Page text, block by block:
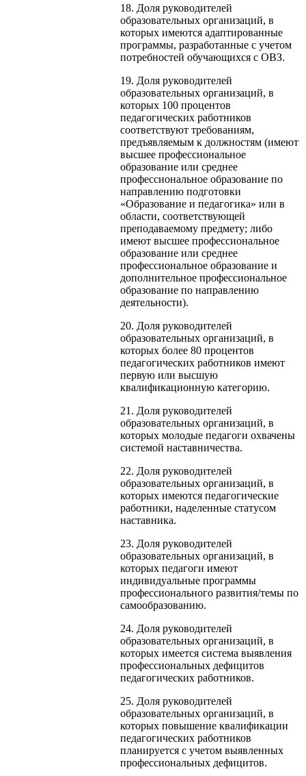
18. Доля руководителей
образовательных организаций, в
которых имеются адаптированные
программы, разработанные с учетом
потребностей обучающихся с ОВЗ.
19. Доля руководителей
образовательных организаций, в
которых 100 процентов
педагогических работников
соответствуют требованиям,
предъявляемым к должностям (имеют
высшее профессиональное
образование или среднее
профессиональное образование по
направлению подготовки
«Образование и педагогика» или в
области, соответствующей
преподаваемому предмету; либо
имеют высшее профессиональное
образование или среднее
профессиональное образование и
дополнительное профессиональное
образование по направлению
деятельности).
20. Доля руководителей
образовательных организаций, в
которых более 80 процентов
педагогических работников имеют
первую или высшую
квалификационную категорию.
21. Доля руководителей
образовательных организаций, в
которых молодые педагоги охвачены
системой наставничества.
22. Доля руководителей
образовательных организаций, в
которых имеются педагогические
работники, наделенные статусом
наставника.
23. Доля руководителей
образовательных организаций, в
которых педагоги имеют
индивидуальные программы
профессионального развития/темы по
самообразованию.
24. Доля руководителей
образовательных организаций, в
которых имеется система выявления
профессиональных дефицитов
педагогических работников.
25. Доля руководителей
образовательных организаций, в
которых повышение квалификации
педагогических работников
планируется с учетом выявленных
профессиональных дефицитов.